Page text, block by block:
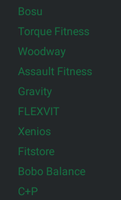
Bosu
Torque Fitness
Woodway
Assault Fitness
Gravity
FLEXVIT
Xenios
Fitstore
Bobo Balance
C+P